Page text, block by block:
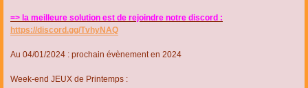
=> la meilleure solution est de rejoindre notre discord :
https://discord.gg/TvhyNAQ
Au 04/01/2024 : prochain évènement en 2024
Week-end JEUX de Printemps :